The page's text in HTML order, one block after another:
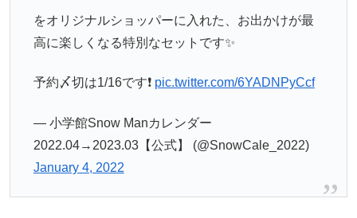
をオリジナルショッパーに入れた、お出かけが最
高に楽しくなる特別なセットです✨
予約〆切は1/16です❗️ pic.twitter.com/6YADNPyCcf
— 小学館Snow Manカレンダー
2022.04→2023.03【公式】 (@SnowCale_2022)
January 4, 2022